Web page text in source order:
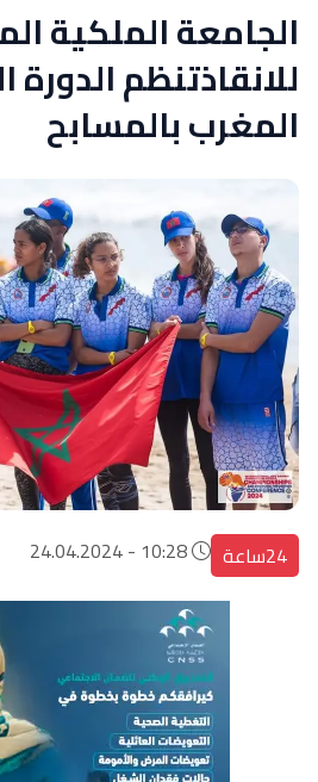
الجامعة الملكية
للانقاذتنظم الدورة
المغرب بالمسابح
24ساعة